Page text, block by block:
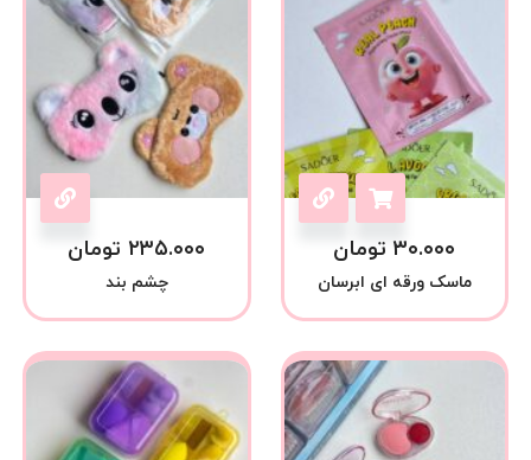
۳۰.۰۰۰ تومان
ماسک ورقه ای ابرسان
۲۳۵.۰۰۰ تومان
چشم بند